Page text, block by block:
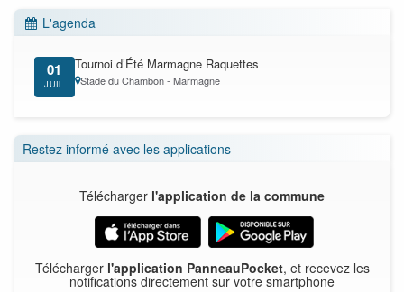
L'agenda
01
JUIL
Tournoi d’Été Marmagne Raquettes
Stade du Chambon - Marmagne
Restez informé avec les applications
Télécharger l'application de la commune
Télécharger l'application PanneauPocket, et recevez les
notifications directement sur votre smartphone